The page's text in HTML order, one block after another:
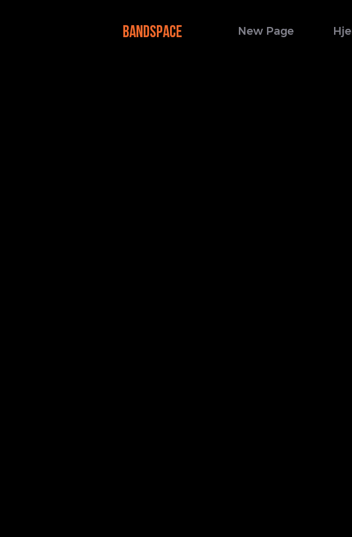
BANDSPACE New Page